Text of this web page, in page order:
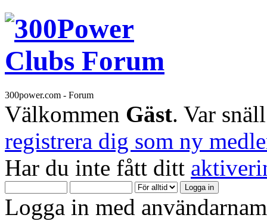
300power.com - Forum
Välkommen Gäst. Var
registrera dig som ny
Har du inte fått ditt
Logga in med